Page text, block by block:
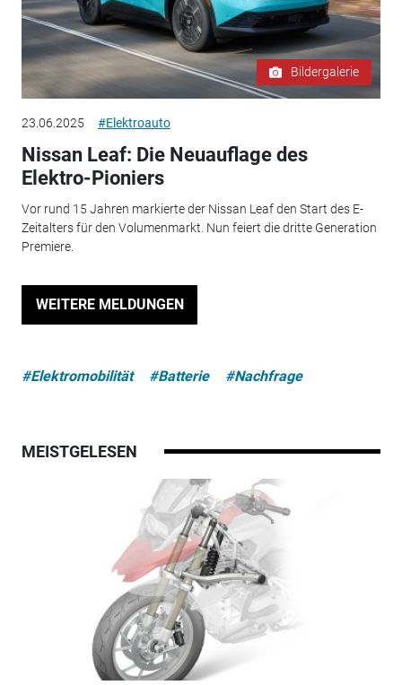
Bildergalerie
23.06.2025 #Elektroauto
Nissan Leaf: Die Neuauflage des
Elektro-Pioniers
Vor rund 15 Jahren markierte der Nissan Leaf den Start des E-
Zeitalters für den Volumenmarkt. Nun feiert die dritte Generation
Premiere.
WEITERE MELDUNGEN
#Elektromobilität #Batterie #Nachfrage
MEISTGELESEN